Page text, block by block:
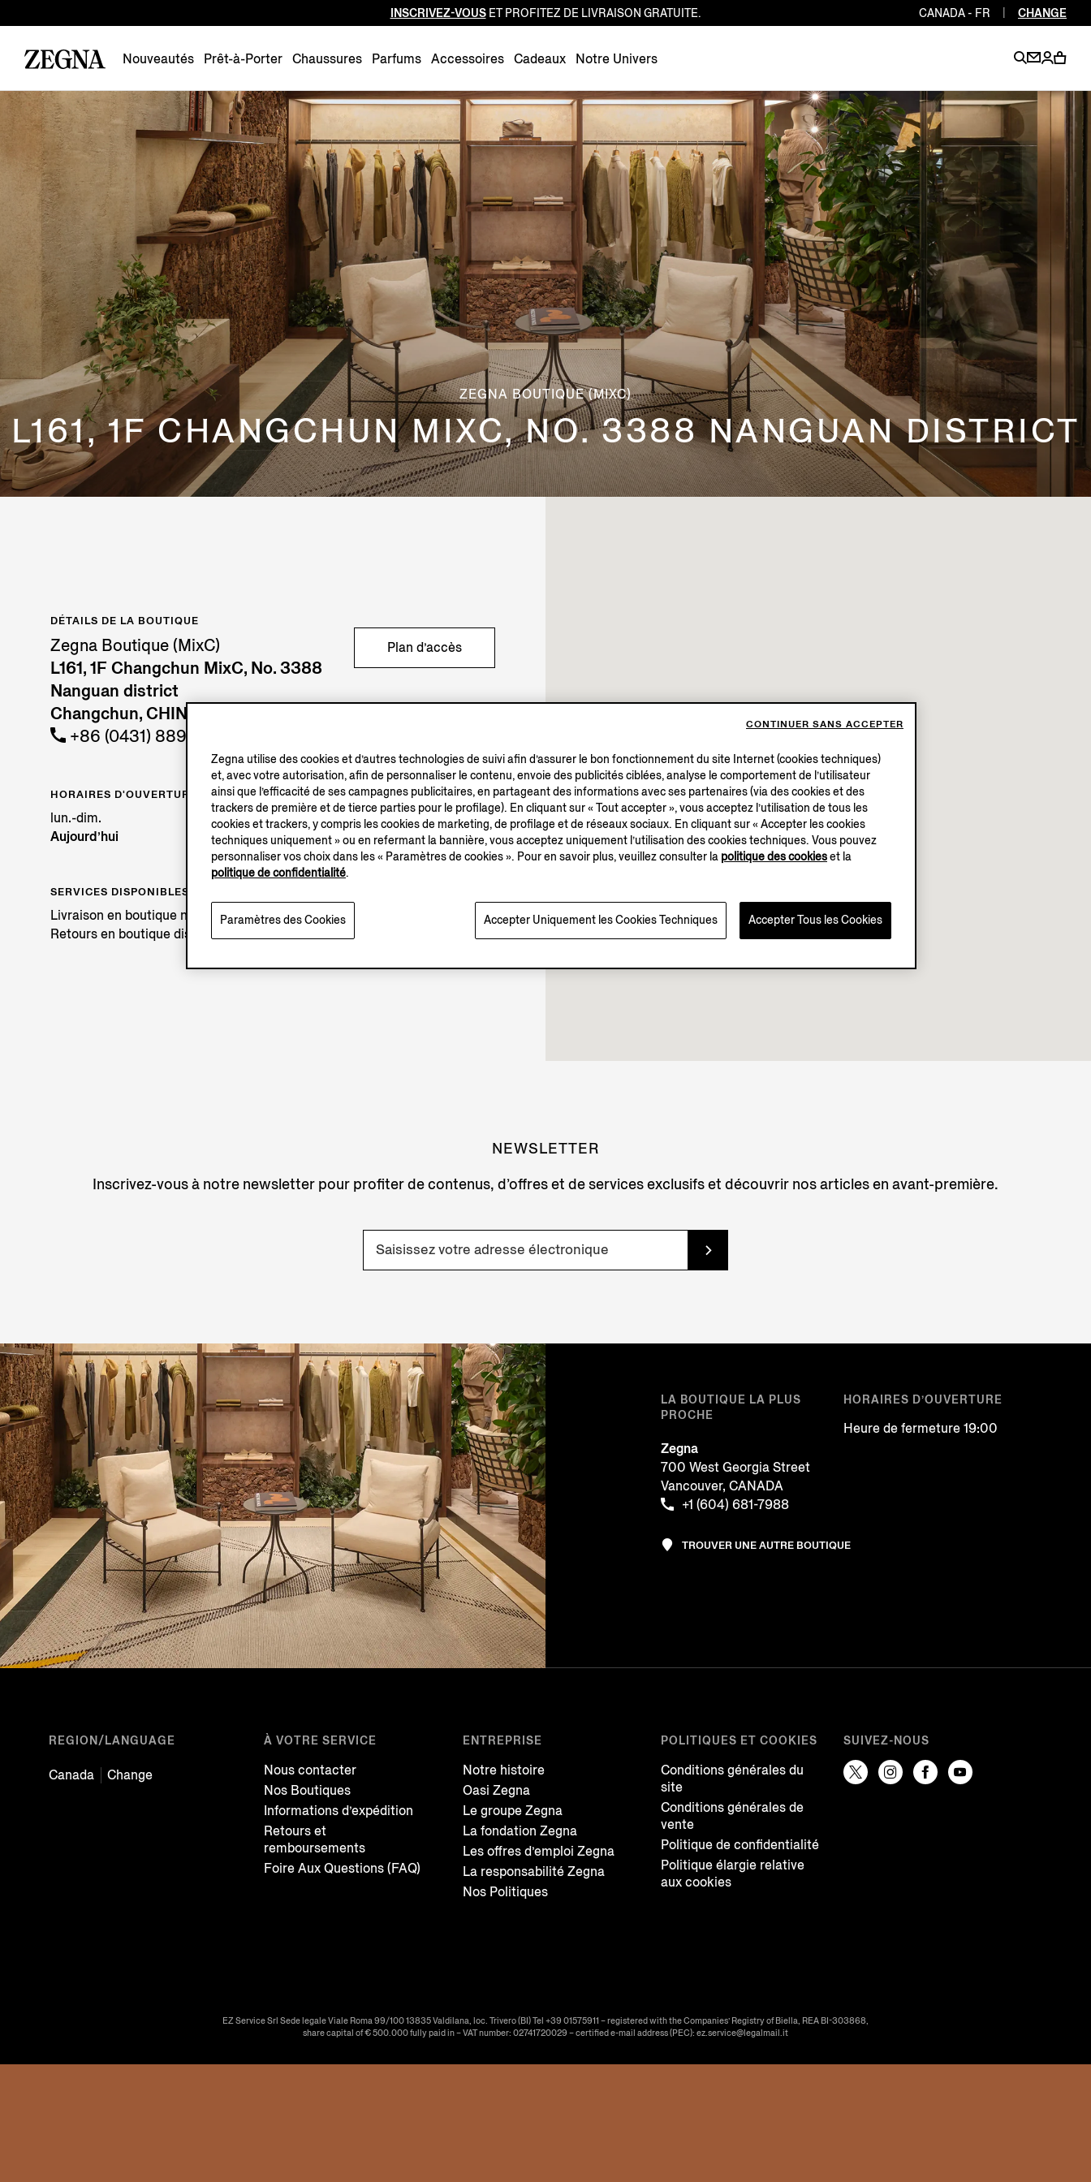
Luxembourg EN
Netherlands EN
Poland
Portugal
Romania
Slovakia
Slovenia
Spain EN
Sweden
Switzerland DE
Turkey
United Kingdom
INSCRIVEZ-VOUSET PROFITEZ DE LIVRAISON GRATUITE. CANADA - FR CHANGE
Nouveautés Prêt-à-Porter Chaussures Parfums Accessoires Cadeaux Notre Univers
ZEGNA BOUTIQUE (MIXC)
L161, 1F CHANGCHUN MIXC, NO. 3388 NANGUAN DISTRICT
DÉTAILS DE LA BOUTIQUE
Zegna Boutique (MixC)
L161, 1F Changchun MixC, No. 3388
Nanguan district
Changchun, CHINA MAINLAND
+86 (0431) 88981642
Plan d’accès
HORAIRES D'OUVERTURE
lun.-dim.
10.00-22.00
Aujourd’hui
Ouverte jusqu’à 22:00
SERVICES DISPONIBLES
Livraison en boutique non disponible.
Retours en boutique disponibles. En savoir plus
NEWSLETTER
Inscrivez-vous à notre newsletter pour profiter de contenus, d’offres et de services exclusifs et découvrir nos articles en avant-première.
LA BOUTIQUE LA PLUS
PROCHE
Zegna
700 West Georgia Street
Vancouver, CANADA
+1 (604) 681-7988
HORAIRES D’OUVERTURE
Heure de fermeture 19:00
TROUVER UNE AUTRE BOUTIQUE
REGION/LANGUAGE
Canada Change
À VOTRE SERVICE
Nous contacter
Nos Boutiques
Informations d’expédition
Retours et
remboursements
Foire Aux Questions (FAQ)
ENTREPRISE
Notre histoire
Oasi Zegna
Le groupe Zegna
La fondation Zegna
Les offres d’emploi Zegna
La responsabilité Zegna
Nos Politiques
POLITIQUES ET COOKIES
Conditions générales du
site
Conditions générales de
vente
Politique de confidentialité
Politique élargie relative
aux cookies
SUIVEZ-NOUS
EZ Service Srl Sede legale Viale Roma 99/100 13835 Valdilana, loc. Trivero (BI) Tel +39 01575911 – registered with the Companies’ Registry of Biella, REA BI-303868,
share capital of € 500.000 fully paid in – VAT number: 02741720029 – certified e-mail address (PEC): ez.service@legalmail.it
Zegna utilise des cookies et d’autres technologies de suivi afin d’assurer le bon fonctionnement du site Internet (cookies techniques)
et, avec votre autorisation, afin de personnaliser le contenu, envoie des publicités ciblées, analyse le comportement de l’utilisateur
ainsi que l’efficacité de ses campagnes publicitaires, en partageant des informations avec ses partenaires (via des cookies et des
trackers de première et de tierce parties pour le profilage). En cliquant sur « Tout accepter », vous acceptez l’utilisation de tous les
cookies et trackers, y compris les cookies de marketing, de profilage et de réseaux sociaux. En cliquant sur « Accepter les cookies
techniques uniquement » ou en refermant la bannière, vous acceptez uniquement l’utilisation des cookies techniques. Vous pouvez
personnaliser vos choix dans les « Paramètres de cookies ». Pour en savoir plus, veuillez consulter la politique des cookieset la
politique de confidentialité.
Accepter Uniquement les Cookies Techniques Accepter Tous les Cookies
Paramètres des Cookies
CONTINUER SANS ACCEPTER